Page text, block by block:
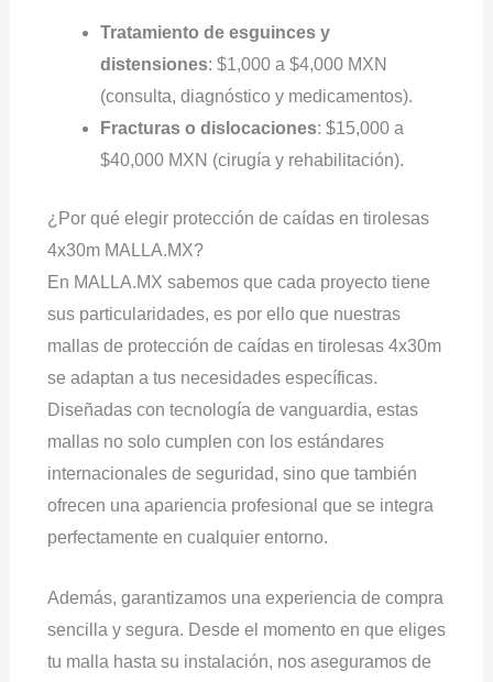
Tratamiento de esguinces y
distensiones: $1,000 a $4,000 MXN
(consulta, diagnóstico y medicamentos).
Fracturas o dislocaciones: $15,000 a
$40,000 MXN (cirugía y rehabilitación).
¿Por qué elegir protección de caídas en tirolesas
4x30m MALLA.MX?
En MALLA.MX sabemos que cada proyecto tiene
sus particularidades, es por ello que nuestras
mallas de protección de caídas en tirolesas 4x30m
se adaptan a tus necesidades específicas.
Diseñadas con tecnología de vanguardia, estas
mallas no solo cumplen con los estándares
internacionales de seguridad, sino que también
ofrecen una apariencia profesional que se integra
perfectamente en cualquier entorno.
Además, garantizamos una experiencia de compra
sencilla y segura. Desde el momento en que eliges
tu malla hasta su instalación, nos aseguramos de